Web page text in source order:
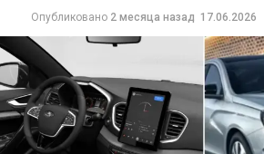
Опубликовано 2 месяца назад 17.06.2026